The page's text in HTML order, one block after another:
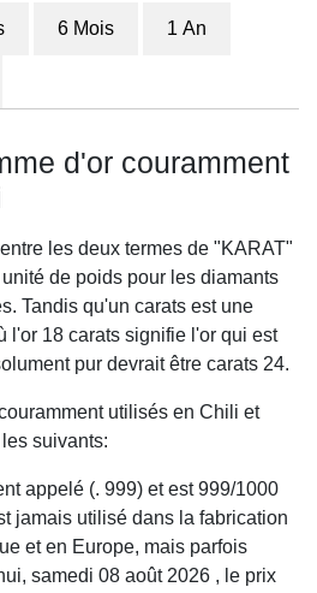
6 Mois 1 An
d'or couramment
les deux termes de "KARAT"
de poids pour les diamants
Tandis qu'un carats est une
l'or 18 carats signifie l'or qui est
pur devrait être carats 24.
utilisés en Chili et
suivants:
appelé (. 999) et est 999/1000
jamais utilisé dans la fabrication
et en Europe, mais parfois
samedi 08 août 2026 , le prix